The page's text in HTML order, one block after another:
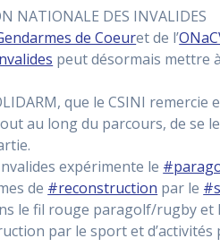
NATIONALE DES INVALIDES
de Coeuret de l’
peut désormais mettre
que le CSINI remercie
au long du parcours, de se
expérimente le
de #reconstruction par le
le fil rouge paragolf/rugby et
par le sport et d’activités